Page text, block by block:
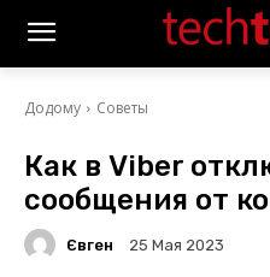
Додому Советы
Как в Viber
сообщения от
Євген 25 Мая 2023